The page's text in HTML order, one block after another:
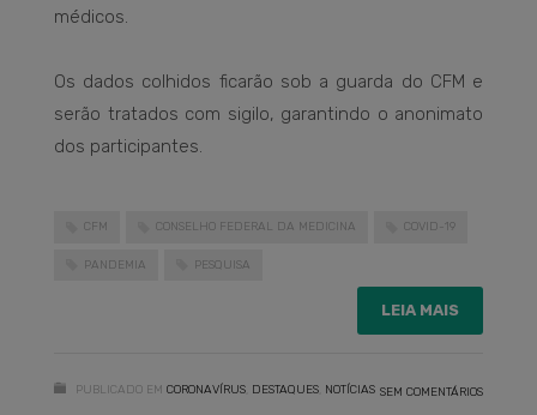
médicos.
Os dados colhidos ficarão sob a guarda do CFM e
serão tratados com sigilo, garantindo o anonimato
dos participantes.
CFM CONSELHO FEDERAL DA MEDICINA COVID-19
PANDEMIA PESQUISA
LEIA MAIS
PUBLICADO EM CORONAVÍRUS DESTAQUES NOTÍCIAS SEM COMENTÁRIOS